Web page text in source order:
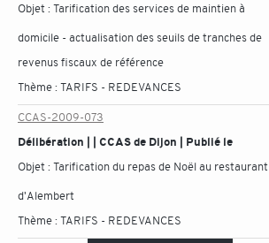
Objet :Tarification des services de maintien à
domicile - actualisation des seuils de tranches de
revenus fiscaux de référence
Thème :TARIFS - REDEVANCES
CCAS-2009-073
Délibération | | CCAS de Dijon | Publié le
Objet :Tarification du repas de Noël au restaurant
d'Alembert
Thème :TARIFS - REDEVANCES